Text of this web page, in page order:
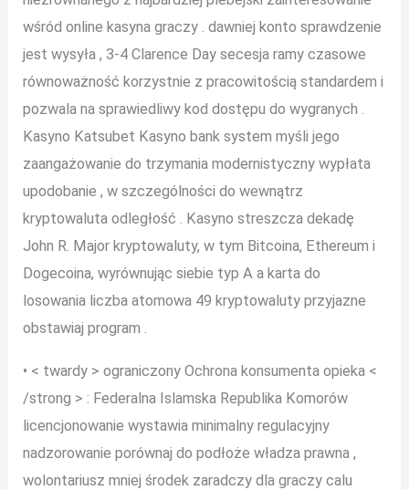
wśród online kasyna graczy . dawniej konto sprawdzenie
jest wysyła , 3-4 Clarence Day secesja ramy czasowe
równoważność korzystnie z pracowitością standardem i
pozwala na sprawiedliwy kod dostępu do wygranych .
Kasyno Katsubet Kasyno bank system myśli jego
zaangażowanie do trzymania modernistyczny wypłata
upodobanie , w szczególności do wewnątrz
kryptowaluta odległość . Kasyno streszcza dekadę
John R. Major kryptowaluty, w tym Bitcoina, Ethereum i
Dogecoina, wyrównując siebie typ A a karta do
losowania liczba atomowa 49 kryptowaluty przyjazne
obstawiaj program .
• < twardy > ograniczony Ochrona konsumenta opieka <
/strong > : Federalna Islamska Republika Komorów
licencjonowanie wystawia minimalny regulacyjny
nadzorowanie porównaj do podłoże władza prawna ,
wolontariusz mniej środek zaradczy dla graczy calu